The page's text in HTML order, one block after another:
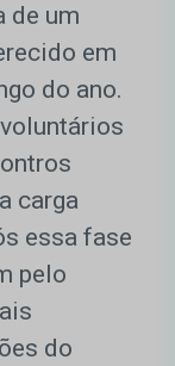
de um
em
do ano.
carga
essa fase
pelo
do